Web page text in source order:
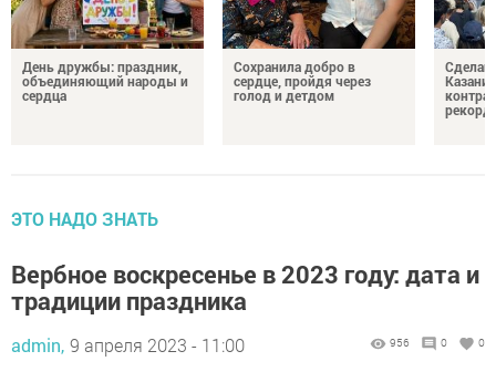
День дружбы: праздник,
объединяющий народы и
сердца
Сохранила добро в
сердце, пройдя через
голод и детдом
Сделай
Казани
ЭТО НАДО ЗНАТЬ
Вербное воскресенье в 2023 году: дата и
традиции праздника
admin, 9 апреля 2023 - 11:00 956 0 0